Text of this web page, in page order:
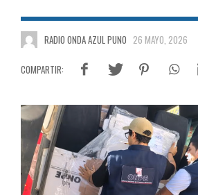
RADIO ONDA AZUL PUNO 26 MAYO, 2026